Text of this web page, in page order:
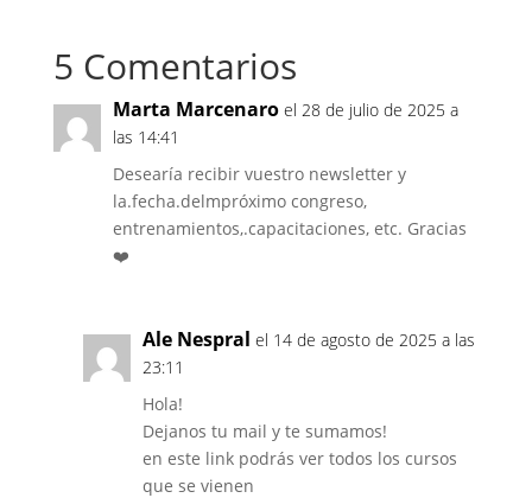
5 Comentarios
Marta Marcenaro el 28 de julio de 2025 a
las 14:41
Desearía recibir vuestro newsletter y
la.fecha.delmpróximo congreso,
entrenamientos,.capacitaciones, etc. Gracias
❤️
Ale Nespral el 14 de agosto de 2025 a las
23:11
Hola!
Dejanos tu mail y te sumamos!
en este link podrás ver todos los cursos
que se vienen